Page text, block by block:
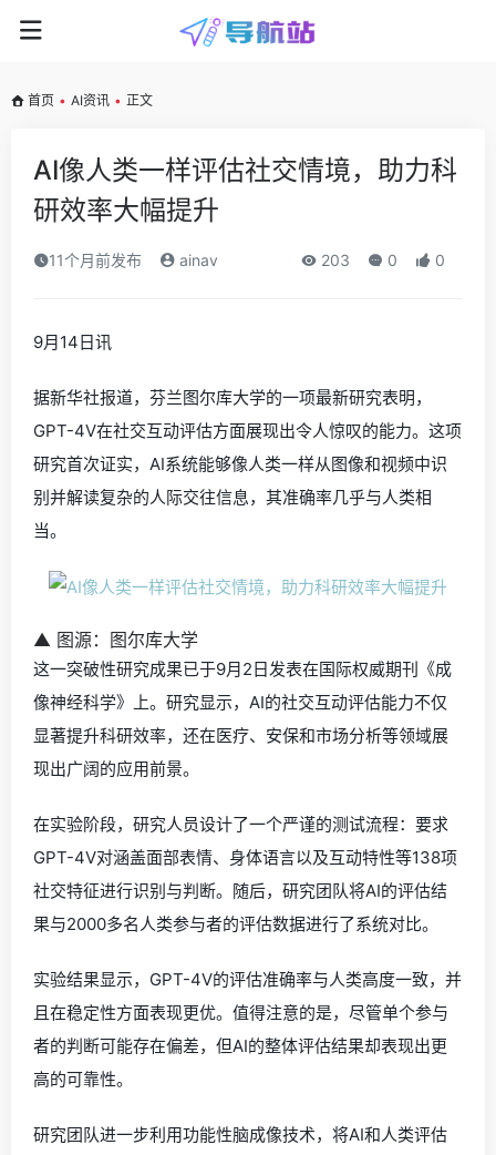
首页 • AI资讯 • 正文
AI像人类一样评估社交情境，助力科
研效率大幅提升
11个月前发布 ainav 203 0 0
9月14日讯
据新华社报道，芬兰图尔库大学的一项最新研究表明，
GPT-4V在社交互动评估方面展现出令人惊叹的能力。这项
研究首次证实，AI系统能够像人类一样从图像和视频中识
别并解读复杂的人际交往信息，其准确率几乎与人类相
当。
▲ 图源：图尔库大学
这一突破性研究成果已于9月2日发表在国际权威期刊《成
像神经科学》上。研究显示，AI的社交互动评估能力不仅
显著提升科研效率，还在医疗、安保和市场分析等领域展
现出广阔的应用前景。
在实验阶段，研究人员设计了一个严谨的测试流程：要求
GPT-4V对涵盖面部表情、身体语言以及互动特性等138项
社交特征进行识别与判断。随后，研究团队将AI的评估结
果与2000多名人类参与者的评估数据进行了系统对比。
实验结果显示，GPT-4V的评估准确率与人类高度一致，并
且在稳定性方面表现更优。值得注意的是，尽管单个参与
者的判断可能存在偏差，但AI的整体评估结果却表现出更
高的可靠性。
研究团队进一步利用功能性脑成像技术，将AI和人类评估